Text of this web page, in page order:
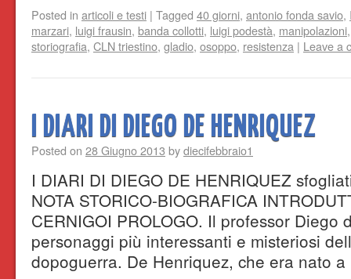
Posted in articoli e testi | Tagged 40 giorni, antonio fonda savio,
marzari, luigi frausin, banda collotti, luigi podestà, manipolazioni
storiografia, CLN triestino, gladio, osoppo, resistenza | Leave a
I DIARI DI DIEGO DE HENRIQUEZ
Posted on 28 Giugno 2013 bydiecifebbraio1
I DIARI DI DIEGO DE HENRIQUEZ
NOTA STORICO-BIOGRAFICA
CERNIGOI PROLOGO. Il professor Diego
personaggi più interessanti e misteriosi
dopoguerra. De Henriquez, che era nato